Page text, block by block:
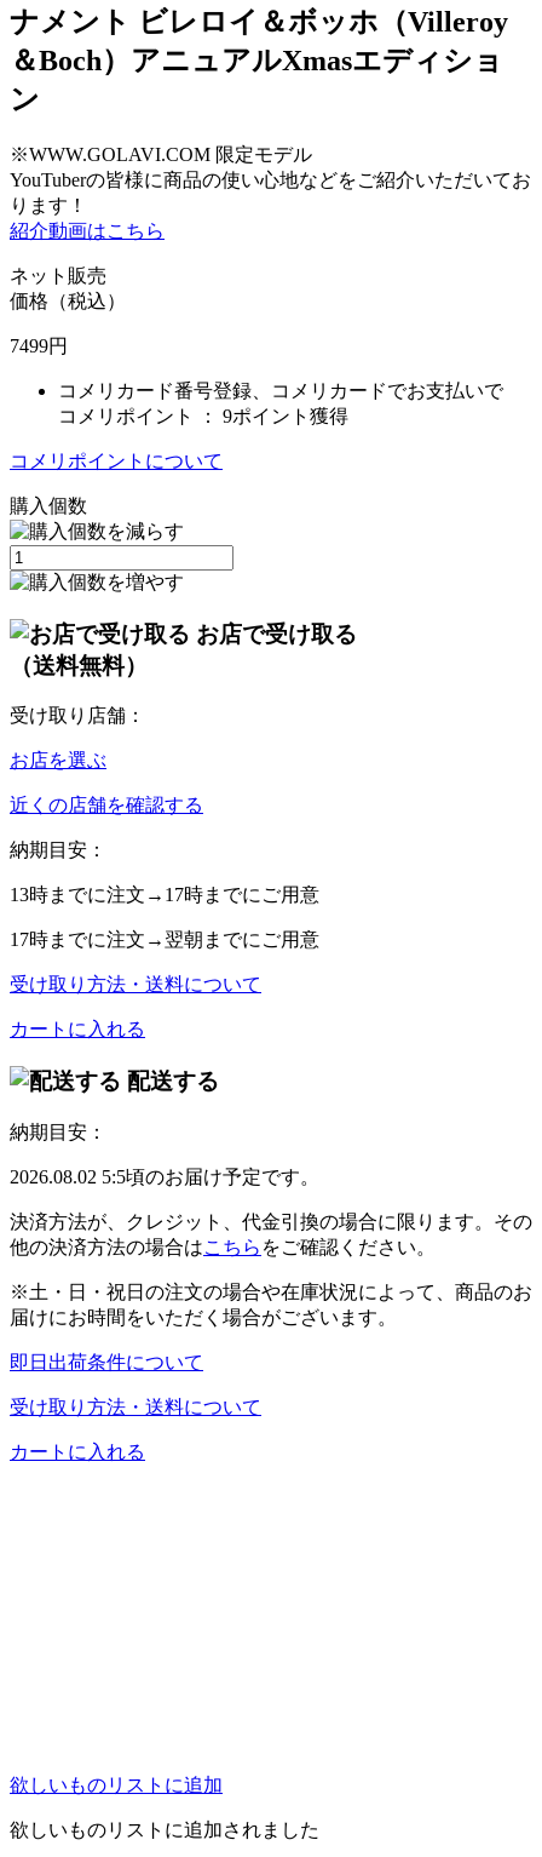
ナメント ビレロイ＆ボッホ（Villeroy
＆Boch）アニュアルXmasエディショ
ン
※WWW.GOLAVI.COM 限定モデル
YouTuberの皆様に商品の使い心地などをご紹介いただいてお
ります！
紹介動画はこちら
ネット販売
価格（税込）
7499円
コメリカード番号登録、コメリカードでお支払いで
コメリポイント ： 9ポイント獲得
コメリポイントについて
購入個数
お店で受け取る
（送料無料）
受け取り店舗：
お店を選ぶ
近くの店舗を確認する
納期目安：
13時までに注文→ 17時までにご用意
17時までに注文→ 翌朝 までにご用意
受け取り方法・送料について
カートに入れる
配送する
納期目安：
2026.08.02 5:5頃のお届け予定です。
決済方法が、クレジット、代金引換の場合に限ります。その
他の決済方法の場合はこちら をご確認ください。
※土・日・祝日の注文の場合や在庫状況によって、商品のお
届けにお時間をいただく場合がございます。
即日出荷条件について
受け取り方法・送料について
カートに入れる
欲しいものリストに追加
欲しいものリストに追加されました